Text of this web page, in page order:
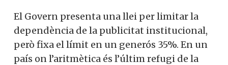
El Govern presenta una llei per limitar la
dependència de la publicitat